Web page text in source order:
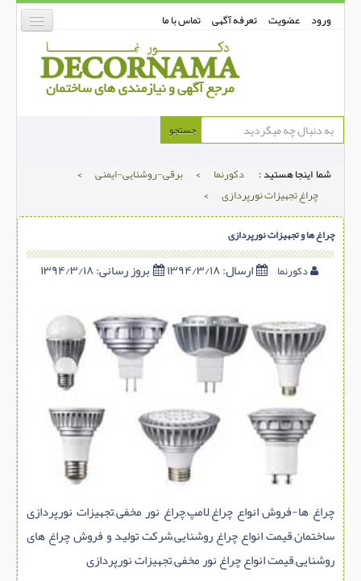
ورود عضویت تعرفه آگهی تماس با ما
دکورنما
دیوارپوش
دکوراسیون داخلی
درب و پنجره
بتن-بتون
ساخت و ساز
مصالح ساختمانی
سازه پیش ساخته
سنگ ساختمانی
عایق ساختمان
پله,نرده,حفاظ
برقی,روشنایی,ایمنی
تاسیسات ساختمان
ابزار آلات ساختمانی
جستجو
شما اینجا هستید : دکورنما > برقی-روشنایی-ایمنی
>
چراغ تجهیزات نورپردازی
>
چراغ ها و تجهیزات نورپردازی
دکورنما ارسال:۱۳۹۴/۳/۱۸ بروز رسانی:
چراغ ها-فروش انواع چراغ,لامپ,چراغ نور مخفی,تجهیزات نورپردازی
ساختمان,قیمت انواع چراغ روشنایی,شرکت تولید و فروش چراغ های
روشنایی,قیمت انواع چراغ نور مخفی,تجهیزات نورپردازی